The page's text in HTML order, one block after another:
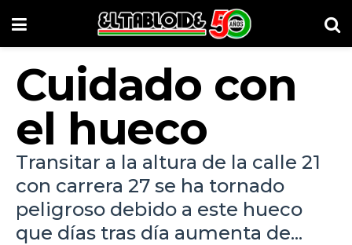
Cuidado con
el hueco
Transitar a la altura de la calle 21
con carrera 27 se ha tornado
peligroso debido a este hueco
que días tras día aumenta de...